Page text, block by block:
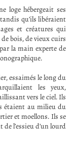
loge hébergeait ses
qu’ils libéraient
et créatures qui
bois, de vieux cuirs
la main experte de
essaimés le long du
les yeux,
vers le ciel. Ils
étaient au milieu du
et moellons. Ils se
l’essieu d’un lourd